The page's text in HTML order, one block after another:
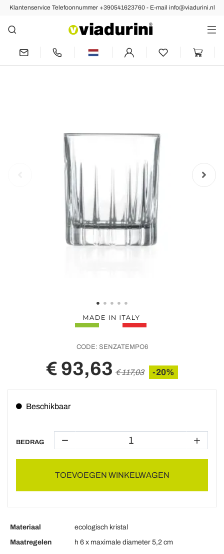
Klantenservice Telefoonnummer +390541623760 - E-mail info@viadurini.nl
Volgende
12 likeurglazen in ecokristal met lineaire
designdecoraties - Senzatempo
CODE: SENZATEMPO6
€ 93,63 € 117,03 -20%
Beschikbaar
BEDRAG
TOEVOEGEN WINKELWAGEN
Materiaal
ecologisch kristal
Maatregelen
h 6 x maximale diameter 5,2 cm